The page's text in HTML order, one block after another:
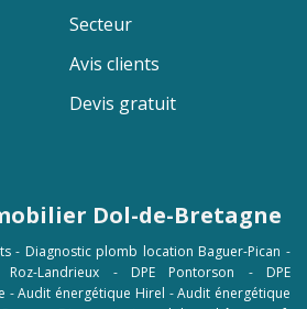
Secteur
Avis clients
Devis gratuit
Dol-de-Bretagne
- Diagnostic plomb location Baguer-Pican -
Landrieux - DPE Pontorson - DPE
-Audit énergétique Hirel -Audit énergétique